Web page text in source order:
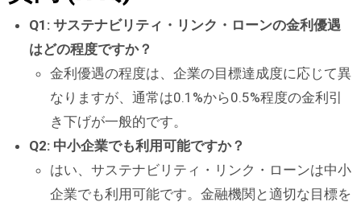
Q1: サステナビリティ・リンク・ローンの金利優遇
はどの程度ですか？
金利優遇の程度は、企業の目標達成度に応じて異
なりますが、通常は0.1%から0.5%程度の金利引
き下げが一般的です。
Q2: 中小企業でも利用可能ですか？
はい、サステナビリティ・リンク・ローンは中小
企業でも利用可能です。金融機関と適切な目標を